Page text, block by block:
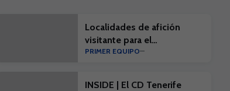
Localidades de afición
visitante para el
#EibarTenerife
PRIMER EQUIPO
INSIDE | El CD Tenerife